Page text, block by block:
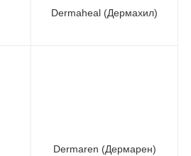
Dermaheal (Дермахил)
Dermaren (Дермарен)